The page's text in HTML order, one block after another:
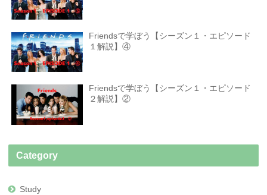
Friendsで学ぼう【シーズン１・エピソード
１解説】④
Friendsで学ぼう【シーズン１・エピソード
２解説】②
Category
Study